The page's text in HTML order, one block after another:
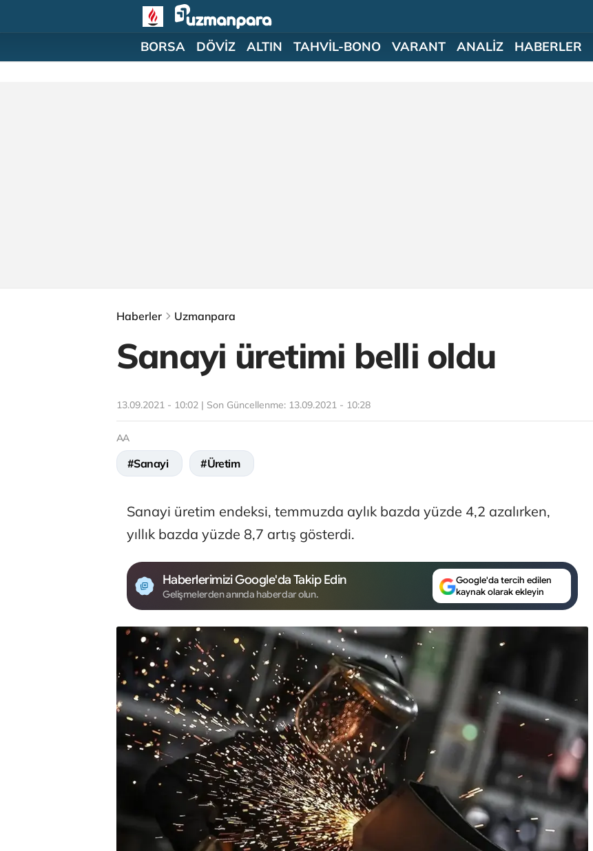
BORSA DÖVİZ ALTIN TAHVİL-BONO VARANT ANALİZ HABERLER
Haberler Uzmanpara
Sanayi üretimi belli oldu
13.09.2021 - 10:02 | Son Güncellenme: 13.09.2021 - 10:28
AA
#Sanayi #Üretim
Sanayi üretim endeksi, temmuzda aylık bazda yüzde 4,2 azalırken,
yıllık bazda yüzde 8,7 artış gösterdi.
Haberlerimizi Google'da Takip Edin
Gelişmelerden anında haberdar olun.
Google'da tercih edilen
kaynak olarak ekleyin